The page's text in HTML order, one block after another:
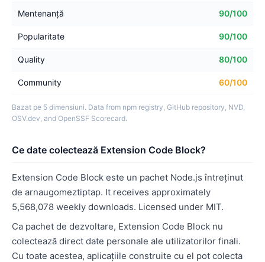
Mentenanță 90/100
Popularitate 90/100
Quality 80/100
Community 60/100
Bazat pe 5 dimensiuni. Data from npm registry, GitHub repository, NVD,
OSV.dev, and OpenSSF Scorecard.
Ce date colectează Extension Code Block?
Extension Code Block este un pachet Node.js întreținut
de arnaugomeztiptap. It receives approximately
5,568,078 weekly downloads. Licensed under MIT.
Ca pachet de dezvoltare, Extension Code Block nu
colectează direct date personale ale utilizatorilor finali.
Cu toate acestea, aplicațiile construite cu el pot colecta